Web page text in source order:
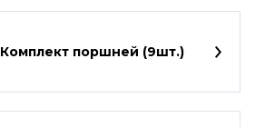
Комплект поршней (9шт.)